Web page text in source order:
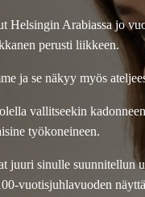
Helsingin Arabiassa jo
perusti liikkeen.
ja se näkyy myös
vallitseekin
työkoneineen.
juuri sinulle suunnitellun
vuotisjuhlavuoden